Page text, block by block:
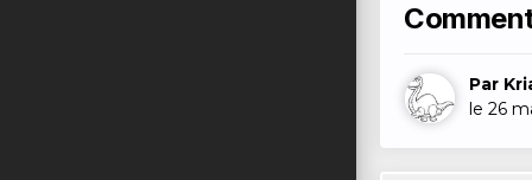
Par
le 26